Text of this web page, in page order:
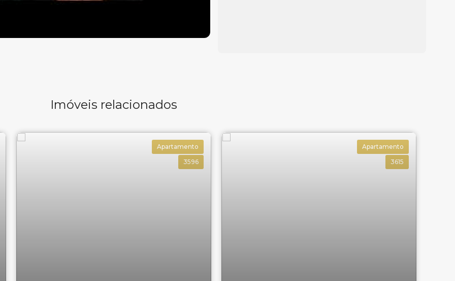
Imóveis relacionados
Apartamento
3596
Apartamento
3615